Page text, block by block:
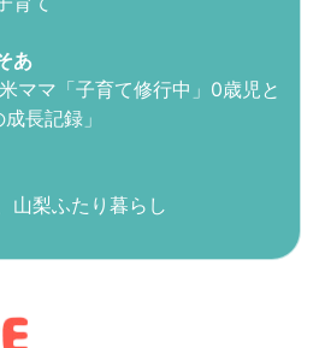
あ
ママ「子育て修行中」0歳児と
長記録」
山梨ふたり暮らし